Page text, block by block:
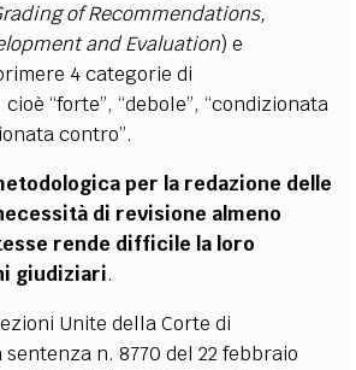
of Recommendations,
and Evaluation) e
4 categorie di
“forte”, “debole”, “condizionata
contro”.
per la redazione delle
di revisione almeno
rende difficile la loro
giudiziari.
Unite della Corte di
sentenza n. 8770 del 22 febbraio